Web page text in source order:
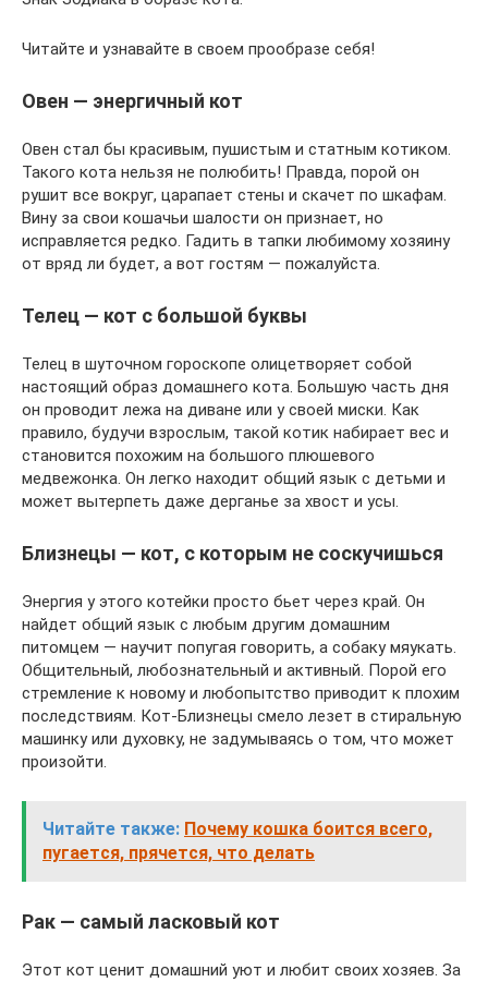
Читайте и узнавайте в своем прообразе себя!
Овен — энергичный кот
Овен стал бы красивым, пушистым и статным котиком.
Такого кота нельзя не полюбить! Правда, порой он
рушит все вокруг, царапает стены и скачет по шкафам.
Вину за свои кошачьи шалости он признает, но
исправляется редко. Гадить в тапки любимому хозяину
от вряд ли будет, а вот гостям — пожалуйста.
Телец — кот с большой буквы
Телец в шуточном гороскопе олицетворяет собой
настоящий образ домашнего кота. Большую часть дня
он проводит лежа на диване или у своей миски. Как
правило, будучи взрослым, такой котик набирает вес и
становится похожим на большого плюшевого
медвежонка. Он легко находит общий язык с детьми и
может вытерпеть даже дерганье за хвост и усы.
Близнецы — кот, с которым не соскучишься
Энергия у этого котейки просто бьет через край. Он
найдет общий язык с любым другим домашним
питомцем — научит попугая говорить, а собаку мяукать.
Общительный, любознательный и активный. Порой его
стремление к новому и любопытство приводит к плохим
последствиям. Кот-Близнецы смело лезет в стиральную
машинку или духовку, не задумываясь о том, что может
произойти.
Читайте также: Почему кошка боится всего,
пугается, прячется, что делать
Рак — самый ласковый кот
Этот кот ценит домашний уют и любит своих хозяев. За